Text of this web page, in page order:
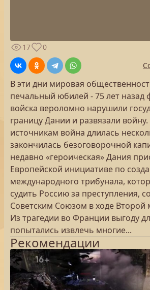
17
0
В эти дни мировая
печальный юбилей - 75 лет назад
войска вероломно нарушили
границу Дании и развязали войну.
источникам война длилась
закончилась безоговорочной
недавно «героическая» Дания
Европейской инициативе по
международного трибунала,
судить Россию за преступления,
Советским Союзом в ходе
Из трагедии во Франции выгоду
попытались извлечь многие...
Рекомендации